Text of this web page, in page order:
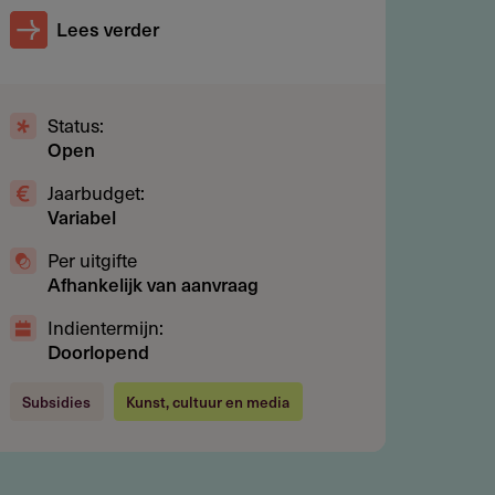
Lees verder
Status:
Open
Jaarbudget:
Variabel
Per uitgifte
Afhankelijk van aanvraag
Indientermijn:
Doorlopend
Subsidies Kunst, cultuur en media